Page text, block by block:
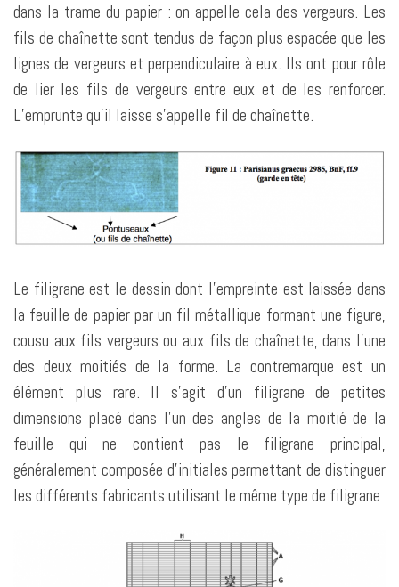
dans la trame du papier : on appelle cela des vergeurs. Les
fils de chaînette sont tendus de façon plus espacée que les
lignes de vergeurs et perpendiculaire à eux. Ils ont pour rôle
de lier les fils de vergeurs entre eux et de les renforcer.
L’emprunte qu’il laisse s’appelle fil de chaînette.
Le filigrane est le dessin dont l’empreinte est laissée dans
la feuille de papier par un fil métallique formant une figure,
cousu aux fils vergeurs ou aux fils de chaînette, dans l’une
des deux moitiés de la forme. La contremarque est un
élément plus rare. Il s’agit d’un filigrane de petites
dimensions placé dans l’un des angles de la moitié de la
feuille qui ne contient pas le filigrane principal,
généralement composée d’initiales permettant de distinguer
les différents fabricants utilisant le même type de filigrane